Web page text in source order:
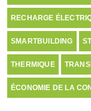
RECHARGE
SMARTBUILDING
THERMIQUE
ÉCONOMIE DE LA